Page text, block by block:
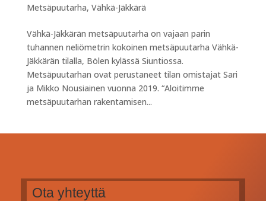
Metsäpuutarha, Vähkä-Jäkkärä
Vähkä-Jäkkärän metsäpuutarha on vajaan parin
tuhannen neliömetrin kokoinen metsäpuutarha Vähkä-
Jäkkärän tilalla, Bölen kylässä Siuntiossa.
Metsäpuutarhan ovat perustaneet tilan omistajat Sari
ja Mikko Nousiainen vuonna 2019. “Aloitimme
metsäpuutarhan rakentamisen...
Ota yhteyttä